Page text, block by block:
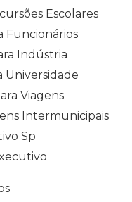
Escolares
Funcionários
Indústria
Universidade
Viagens
Intermunicipais
Sp